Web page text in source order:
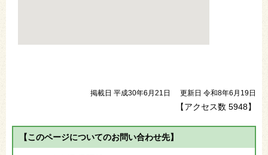
掲載日 平成30年6月21日 更新日 令和8年6月19日
【アクセス数 5948】
【このページについてのお問い合わせ先】